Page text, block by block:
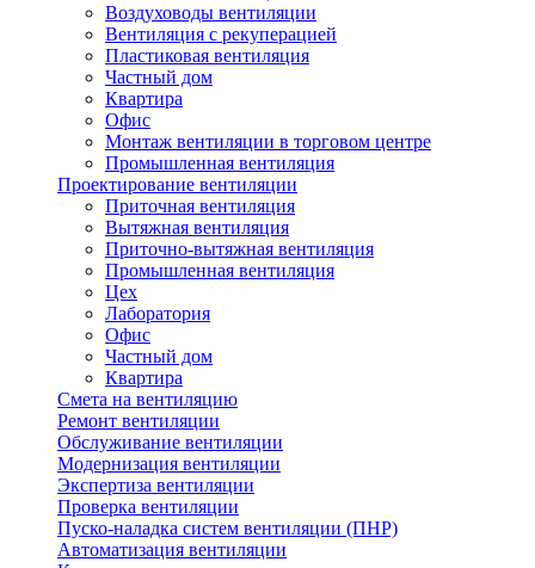
Воздуховоды вентиляции
Вентиляция с рекуперацией
Пластиковая вентиляция
Частный дом
Квартира
Офис
Монтаж вентиляции в торговом центре
Промышленная вентиляция
Проектирование вентиляции
Приточная вентиляция
Вытяжная вентиляция
Приточно-вытяжная вентиляция
Промышленная вентиляция
Цех
Лаборатория
Офис
Частный дом
Квартира
Смета на вентиляцию
Ремонт вентиляции
Обслуживание вентиляции
Модернизация вентиляции
Экспертиза вентиляции
Проверка вентиляции
Пуско-наладка систем вентиляции (ПНР)
Автоматизация вентиляции